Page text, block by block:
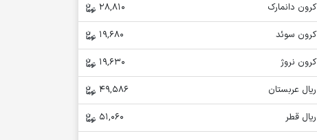
کرون دانمارک
28,810
کرون سوئد
19,680
کرون نروژ
19,630
ریال عربستان
49,586
ریال قطر
51,060